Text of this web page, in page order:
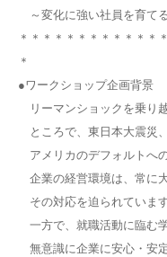
～変化に強い社員を育て
＊＊＊＊＊＊＊＊＊＊＊＊
＊
●ワークショップ企画背景
リーマンショックを乗り
ところで、東日本大震災
アメリカのデフォルトへ
企業の経営環境は、常に
その対応を迫られています
一方で、就職活動に臨む
無意識に企業に安心・安